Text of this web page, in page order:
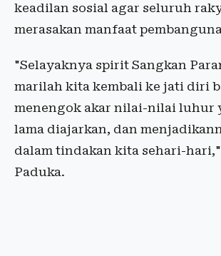
keadilan sosial agar seluruh
merasakan manfaat
"Selayaknya spirit Sangkan
marilah kita kembali ke jati diri
menengok akar nilai-nilai luhur
lama diajarkan, dan
dalam tindakan kita sehari-
Paduka.